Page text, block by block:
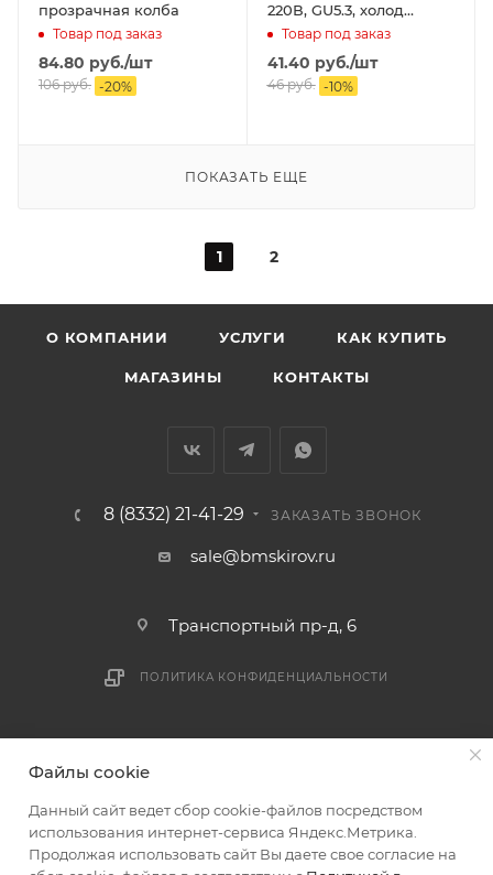
прозрачная колба
Товар под заказ
84.80 руб./шт
106руб. -20%
220В, GU5.3, холод
(6500К) ASD
Товар под заказ
41.40 руб./шт
46руб. -10%
ПОКАЗАТЬ ЕЩЕ
1 2
О КОМПАНИИ УСЛУГИ КАК КУПИТЬ
МАГАЗИНЫ КОНТАКТЫ
8 (8332) 21-41-29 ЗАКАЗАТЬ ЗВОНОК
sale@bmskirov.ru
Транспортный пр-д, 6
ПОЛИТИКА КОНФИДЕНЦИАЛЬНОСТИ
Файлы cookie
Данный сайт ведет сбор cookie-файлов посредством
использования интернет-сервиса Яндекс.Метрика.
Продолжая использовать сайт Вы даете свое согласие на